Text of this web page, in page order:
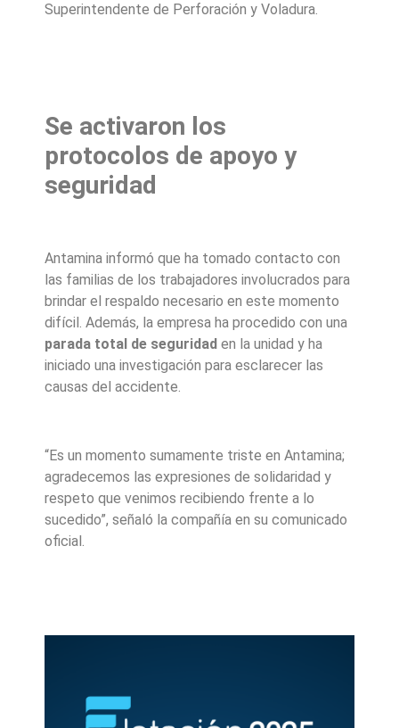
Superintendente de Perforación y Voladura.
Se activaron los
protocolos de apoyo y
seguridad
Antamina informó que ha tomado contacto con
las familias de los trabajadores involucrados para
brindar el respaldo necesario en este momento
difícil. Además, la empresa ha procedido con una
parada total de seguridad en la unidad y ha
iniciado una investigación para esclarecer las
causas del accidente.
“Es un momento sumamente triste en Antamina;
agradecemos las expresiones de solidaridad y
respeto que venimos recibiendo frente a lo
sucedido”, señaló la compañía en su comunicado
oficial.